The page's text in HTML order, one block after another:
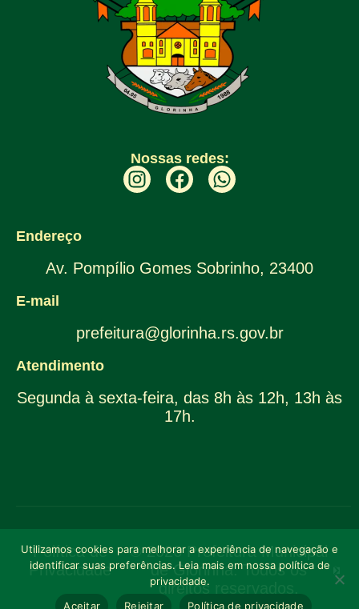
Nossas redes:
Endereço
Av. Pompílio Gomes Sobrinho, 23400
E-mail
prefeitura@glorinha.rs.gov.br
Atendimento
Segunda à sexta-feira, das 8h às 12h, 13h às
17h.
Política de
Privacidade
© 2026 Prefeitura Municipal
de Glorinha. Todos os
direitos reservados.
Utilizamos cookies para melhorar a experiência de navegação e
identificar suas preferências. Leia mais em nossa política de
privacidade.
Aceitar
Rejeitar Política de privacidade